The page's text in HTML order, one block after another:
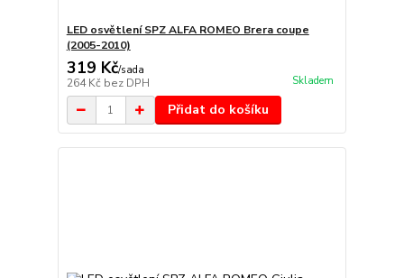
LED osvětlení SPZ ALFA ROMEO Brera coupe
(2005-2010)
319 Kč/sada
264 Kč bez DPH Skladem
Přidat do košíku